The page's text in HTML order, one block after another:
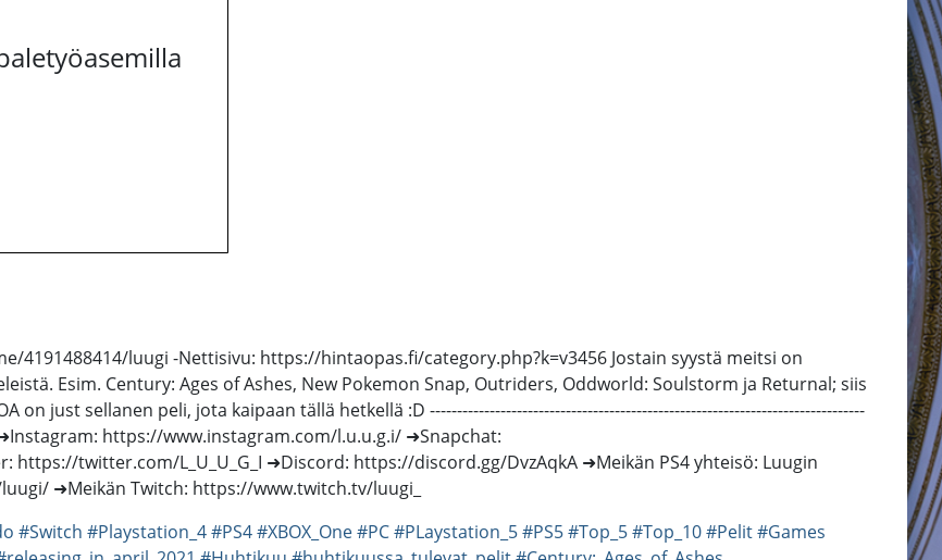
4191488414/luugi -Nettisivu: https://hintaopas.fi/category.php?k=v3456 Jostain syystä meitsi on
Esim. Century: Ages of Ashes, New Pokemon Snap, Outriders, Oddworld: Soulstorm ja Returnal; siis
just sellanen peli, jota kaipaan tällä hetkellä :D --------------------------------------------------------------------------------
https://www.instagram.com/l.u.u.g.i/ ➜Snapchat:
twitter.com/L_U_U_G_I ➜Discord: https://discord.gg/DvzAqkA ➜Meikän PS4 yhteisö: Luugin
➜Meikän Twitch: https://www.twitch.tv/luugi_
#Switch #Playstation_4#PS4#XBOX_One#PC#PLaystation_5#PS5#Top_5#Top_10#Pelit#Games